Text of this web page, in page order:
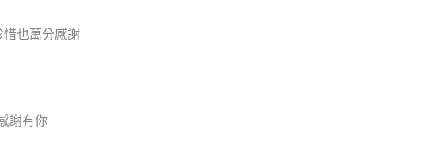
惜也萬分感謝
謝有你